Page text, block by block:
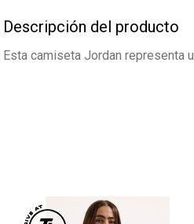
Descripción del producto
Esta camiseta Jordan representa